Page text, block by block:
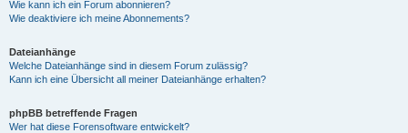
Wie kann ich ein Forum abonnieren?
Wie deaktiviere ich meine Abonnements?
Dateianhänge
Welche Dateianhänge sind in diesem Forum zulässig?
Kann ich eine Übersicht all meiner Dateianhänge erhalten?
phpBB betreffende Fragen
Wer hat diese Forensoftware entwickelt?